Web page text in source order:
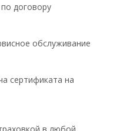
договору
обслуживание
сертификата на